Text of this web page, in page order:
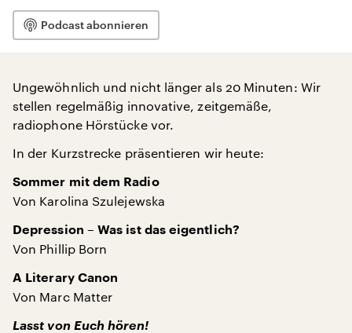
Podcast abonnieren
Ungewöhnlich und nicht länger als 20 Minuten: Wir
stellen regelmäßig innovative, zeitgemäße,
radiophone Hörstücke vor.
In der Kurzstrecke präsentieren wir heute:
Sommer mit dem Radio
Von Karolina Szulejewska
Depression – Was ist das eigentlich?
Von Phillip Born
A Literary Canon
Von Marc Matter
Lasst von Euch hören!